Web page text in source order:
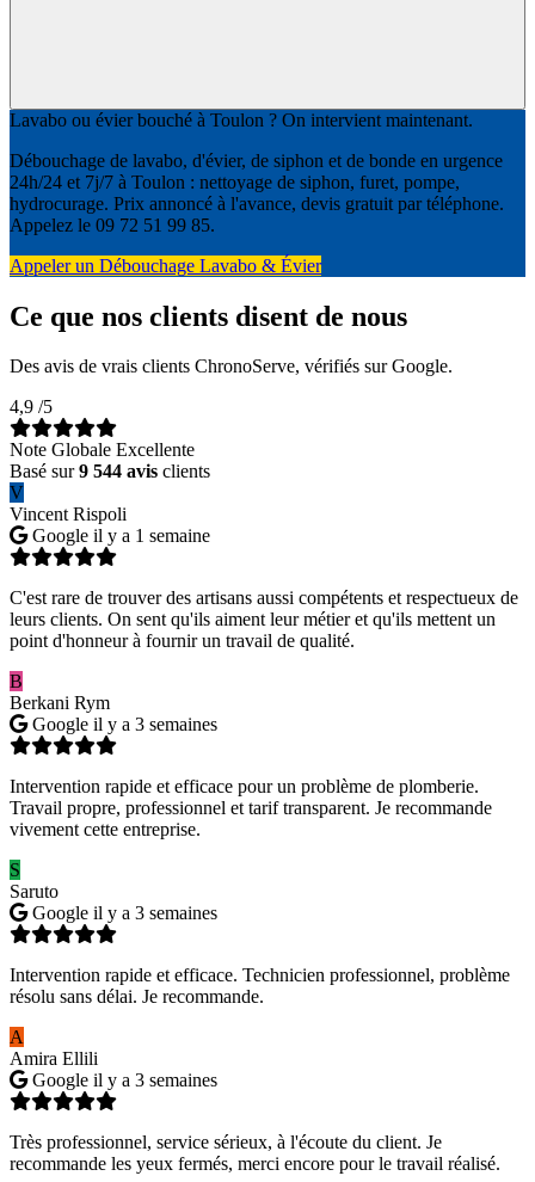
Lavabo ou évier bouché à Toulon ? On intervient maintenant.
Débouchage de lavabo, d'évier, de siphon et de bonde en urgence
24h/24 et 7j/7 à Toulon : nettoyage de siphon, furet, pompe,
hydrocurage. Prix annoncé à l'avance, devis gratuit par téléphone.
Appelez le 09 72 51 99 85.
Appeler un Débouchage Lavabo & Évier
Ce que nos clients disent de nous
Des avis de vrais clients ChronoServe, vérifiés sur Google.
4,9 /5
Note Globale Excellente
Basé sur9 544 avis clients
V
Vincent Rispoli
Google il y a 1 semaine
C'est rare de trouver des artisans aussi compétents et respectueux de
leurs clients. On sent qu'ils aiment leur métier et qu'ils mettent un
point d'honneur à fournir un travail de qualité.
B
Berkani Rym
Google il y a 3 semaines
Intervention rapide et efficace pour un problème de plomberie.
Travail propre, professionnel et tarif transparent. Je recommande
vivement cette entreprise.
S
Saruto
Google il y a 3 semaines
Intervention rapide et efficace. Technicien professionnel, problème
résolu sans délai. Je recommande.
A
Amira Ellili
Google il y a 3 semaines
Très professionnel, service sérieux, à l'écoute du client. Je
recommande les yeux fermés, merci encore pour le travail réalisé.